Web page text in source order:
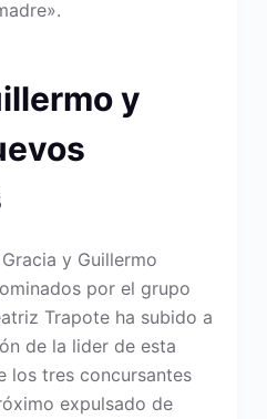
y
y Guillermo
por el grupo
Trapote ha subido a
de la lider de esta
los tres concursantes
expulsado de